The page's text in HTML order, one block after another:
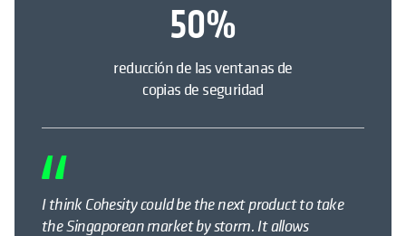
50%
reducción de las ventanas de
copias de seguridad
I think Cohesity could be the next product to take
the Singaporean market by storm. It allows